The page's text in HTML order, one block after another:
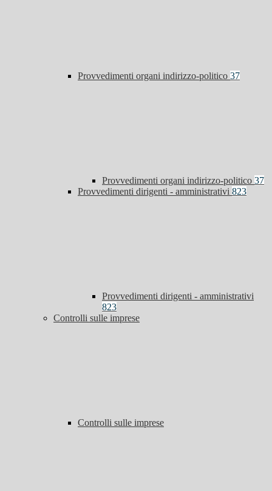
Provvedimenti organi indirizzo-politico 37
Provvedimenti organi indirizzo-politico 37
Provvedimenti dirigenti - amministrativi 823
Provvedimenti dirigenti - amministrativi
823
Controlli sulle imprese
Controlli sulle imprese